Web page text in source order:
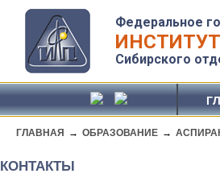
Федеральное
Сибирского
ГЛАВНАЯ → ОБРАЗОВАНИЕ →
КОНТАКТЫ